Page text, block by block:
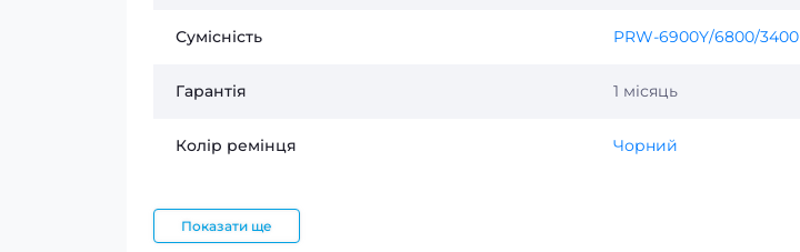
Сумісність PRW-6900Y/6800/3400
Гарантія 1 місяць
Колір ремінця Чорний
Показати ще